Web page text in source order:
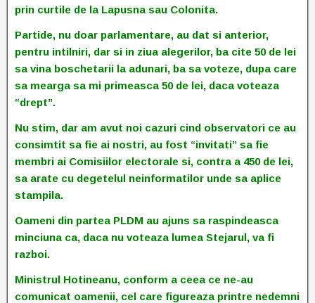
prin curtile de la Lapusna sau Colonita.
Partide, nu doar parlamentare, au dat si anterior,
pentru intilniri, dar si in ziua alegerilor, ba cite 50 de lei
sa vina boschetarii la adunari, ba sa voteze, dupa care
sa mearga sa mi primeasca 50 de lei, daca voteaza
“drept”.
Nu stim, dar am avut noi cazuri cind observatori ce au
consimtit sa fie ai nostri, au fost “invitati” sa fie
membri ai Comisiilor electorale si, contra a 450 de lei,
sa arate cu degetelul neinformatilor unde sa aplice
stampila.
Oameni din partea PLDM au ajuns sa raspindeasca
minciuna ca, daca nu voteaza lumea Stejarul, va fi
razboi.
Ministrul Hotineanu, conform a ceea ce ne-au
comunicat oamenii, cel care figureaza printre nedemni